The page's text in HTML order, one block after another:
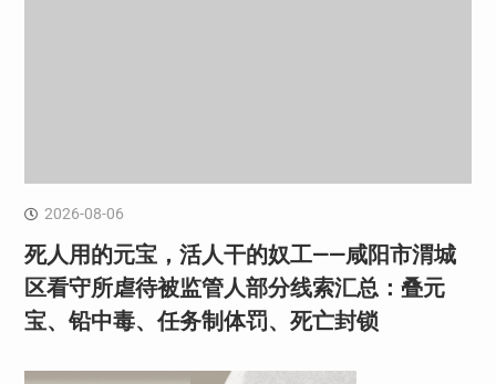
2026-08-06
死人用的元宝，活人干的奴工——咸阳市渭城
区看守所虐待被监管人部分线索汇总：叠元
宝、铅中毒、任务制体罚、死亡封锁